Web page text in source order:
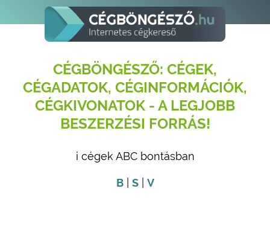
CÉGBÖNGÉSZŐ: CÉGEK,
CÉGADATOK, CÉGINFORMÁCIÓK,
CÉGKIVONATOK - A LEGJOBB
BESZERZÉSI FORRÁS!
i cégek ABC bontásban
B| S| V